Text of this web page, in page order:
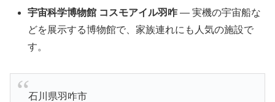
宇宙科学博物館 コスモアイル羽咋 —実機の宇宙船な
どを展示する博物館で、家族連れにも人気の施設で
す。
石川県羽咋市